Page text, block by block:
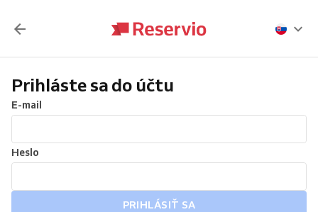
Prihláste sa do účtu
E-mail
Heslo
PRIHLÁSIŤ SA